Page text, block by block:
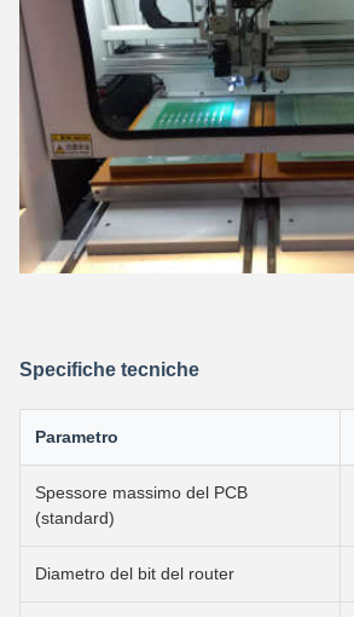
Specifiche tecniche
Parametro
Spessore massimo del PCB
(standard)
Diametro del bit del router